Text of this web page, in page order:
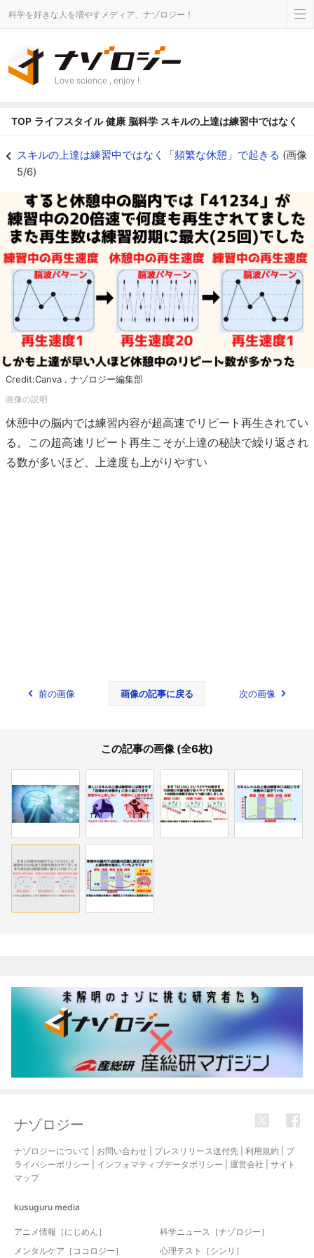
科学を好きな人を増やすメディア、ナゾロジー！
Love science , enjoy !
TOP ライフスタイル 健康 脳科学 スキルの上達は練習中ではなく「
スキルの上達は練習中ではなく「頻繁な休憩」で起きる (画像
5/6)
Credit:Canva . ナゾロジー編集部
休憩中の脳内では練習内容が超高速でリピート再生されてい
る。この超高速リピート再生こそが上達の秘訣で繰り返され
る数が多いほど、上達度も上がりやすい
前の画像 画像の記事に戻る 次の画像
この記事の画像 (全6枚)
ナゾロジー
ナゾロジーについて お問い合わせ プレスリリース送付先 利用規約
プ
ライバシーポリシー
インフォマティブデータポリシー 運営会社
サイト
マップ
kusuguru media
アニメ情報［にじめん］
科学ニュース［ナゾロジー］
メンタルケア［ココロジー］
心理テスト［シンリ］